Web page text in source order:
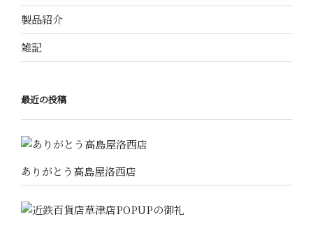
製品紹介
雑記
最近の投稿
ありがとう高島屋洛西店